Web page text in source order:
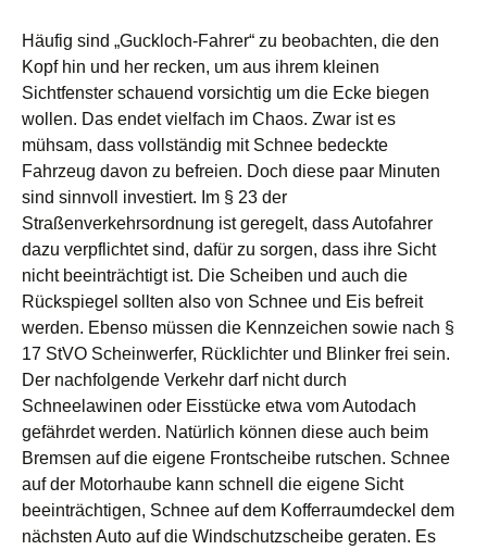
Häufig sind „Guckloch-Fahrer“ zu beobachten, die den
Kopf hin und her recken, um aus ihrem kleinen
Sichtfenster schauend vorsichtig um die Ecke biegen
wollen. Das endet vielfach im Chaos. Zwar ist es
mühsam, dass vollständig mit Schnee bedeckte
Fahrzeug davon zu befreien. Doch diese paar Minuten
sind sinnvoll investiert. Im § 23 der
Straßenverkehrsordnung ist geregelt, dass Autofahrer
dazu verpflichtet sind, dafür zu sorgen, dass ihre Sicht
nicht beeinträchtigt ist. Die Scheiben und auch die
Rückspiegel sollten also von Schnee und Eis befreit
werden. Ebenso müssen die Kennzeichen sowie nach §
17 StVO Scheinwerfer, Rücklichter und Blinker frei sein.
Der nachfolgende Verkehr darf nicht durch
Schneelawinen oder Eisstücke etwa vom Autodach
gefährdet werden. Natürlich können diese auch beim
Bremsen auf die eigene Frontscheibe rutschen. Schnee
auf der Motorhaube kann schnell die eigene Sicht
beeinträchtigen, Schnee auf dem Kofferraumdeckel dem
nächsten Auto auf die Windschutzscheibe geraten. Es